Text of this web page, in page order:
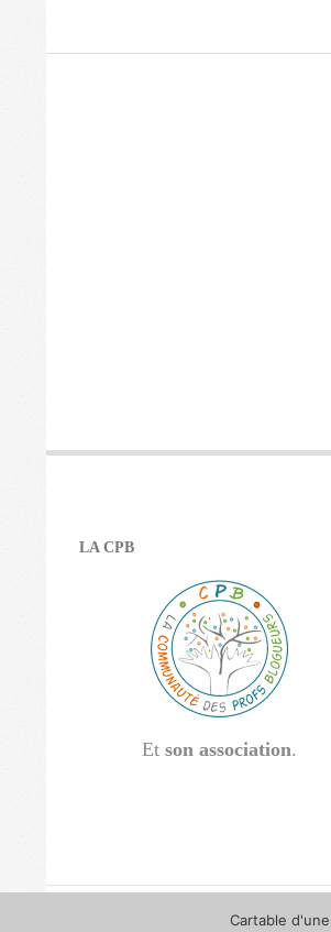
LA CPB
Et son association.
Cartable